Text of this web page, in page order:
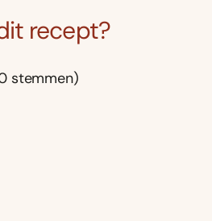
recept?
stemmen)